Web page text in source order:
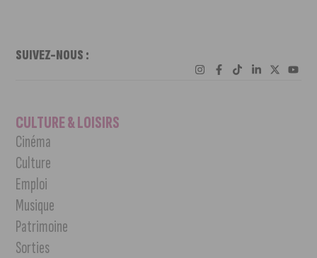
SUIVEZ-NOUS :
CULTURE & LOISIRS
Cinéma
Culture
Emploi
Musique
Patrimoine
Sorties